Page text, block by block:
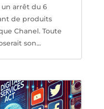
un arrêt du 6
de produits
Chanel. Toute
son...